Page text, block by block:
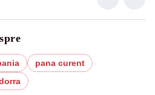
pana curent